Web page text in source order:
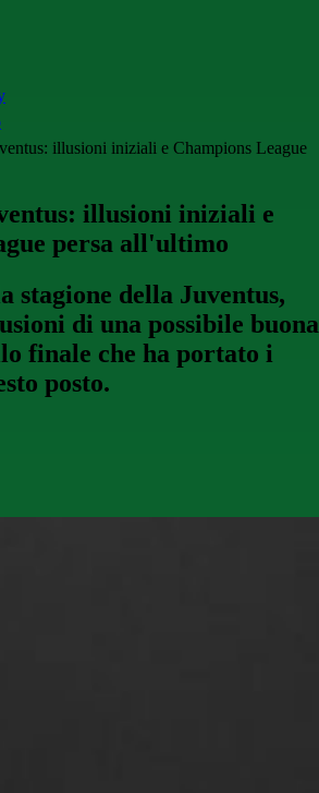
illusioni iniziali e Champions League
illusioni iniziali e
persa all'ultimo
stagione della Juventus,
di una possibile buona
finale che ha portato i
posto.